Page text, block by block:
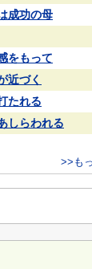
成功の母
をもって
近づく
たれる
しらわれる
>>も